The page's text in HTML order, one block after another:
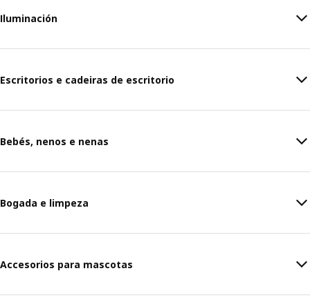
Iluminación
Escritorios e cadeiras de escritorio
Bebés, nenos e nenas
Bogada e limpeza
Accesorios para mascotas